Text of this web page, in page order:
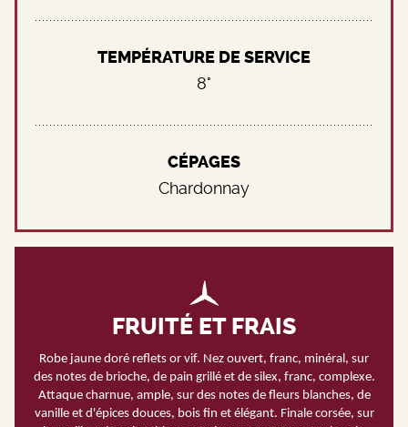
FRUITÉ ET FRAIS
Robe jaune doré reflets or vif. Nez ouvert, franc, minéral, sur
des notes de brioche, de pain grillé et de silex, franc, complexe.
Attaque charnue, ample, sur des notes de fleurs blanches, de
vanille et d'épices douces, bois fin et élégant. Finale corsée, sur
TEMPÉRATURE DE SERVICE
8°
CÉPAGES
Chardonnay